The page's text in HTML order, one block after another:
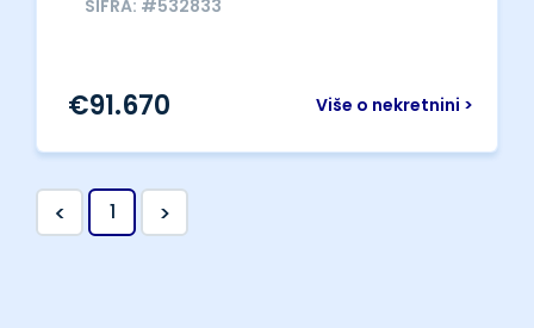
ŠIFRA: #532833
Više o nekretnini >
€91.670
< 1 >